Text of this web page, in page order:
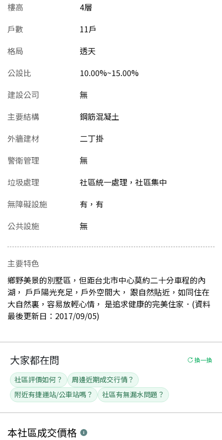
樓高
4層
戶數
11戶
格局
透天
公設比
10.00%~15.00%
建設公司
無
主要結構
鋼筋混凝土
外牆建材
二丁掛
警衛管理
無
垃圾處理
社區統一處理，社區集中
無障礙設施
有，有
公共設施
無
主要特色
鄉野美景的別墅區，但距台北市中心莫約二十分車程的內
湖， 戶戶陽光充足，戶外空間大， 跟自然貼近，如同住在
大自然裏，容易放輕心情， 是追求健康的完美住家．(資料
最後更新日：2017/09/05)
大家都在問 換一換
社區評價如何？
周邊近期成交行情？
附近有捷運站/公車站嗎？
社區有無漏水問題？
本社區成交價格